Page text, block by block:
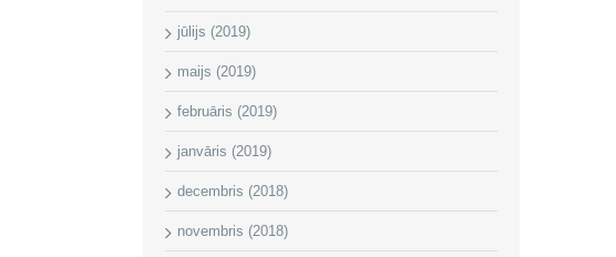
jūlijs (2019)
maijs (2019)
februāris (2019)
janvāris (2019)
decembris (2018)
novembris (2018)